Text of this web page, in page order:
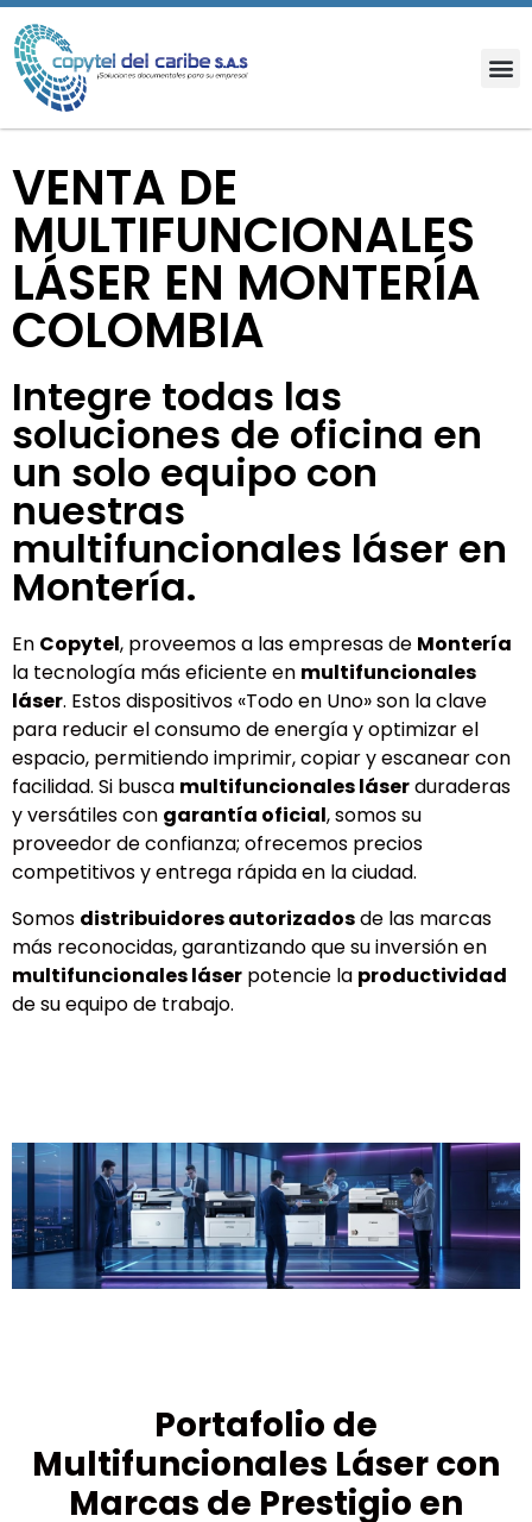
VENTA DE
MULTIFUNCIONALES
LÁSER EN MONTERÍA
COLOMBIA
Integre todas las
soluciones de oficina en
un solo equipo con
nuestras
multifuncionales láser en
Montería.
En Copytel, proveemos a las empresas de Montería
la tecnología más eficiente en multifuncionales
láser. Estos dispositivos «Todo en Uno» son la clave
para reducir el consumo de energía y optimizar el
espacio, permitiendo imprimir, copiar y escanear con
facilidad. Si busca multifuncionales láserduraderas
y versátiles con garantía oficial, somos su
proveedor de confianza; ofrecemos precios
competitivos y entrega rápida en la ciudad.
Somos distribuidores autorizadosde las marcas
más reconocidas, garantizando que su inversión en
multifuncionales láser potencie la productividad
de su equipo de trabajo.
Portafolio de
Multifuncionales Láser con
Marcas de Prestigio en